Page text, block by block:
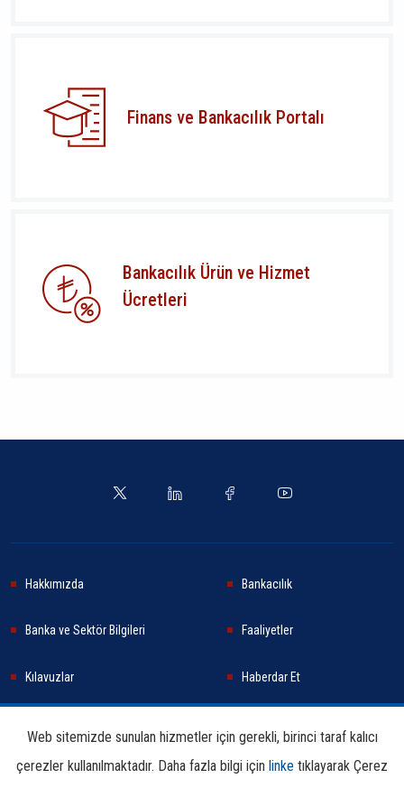
Finans ve Bankacılık Portalı
Bankacılık Ürün ve Hizmet
Ücretleri
Hakkımızda Bankacılık
Banka ve Sektör Bilgileri Faaliyetler
Kılavuzlar Haberdar Et
Araştırma ve Yayınlar İletişim Bilgileri
Web sitemizde sunulan hizmetler için gerekli, birinci taraf kalıcı
çerezler kullanılmaktadır. Daha fazla bilgi için linke tıklayarak Çerez